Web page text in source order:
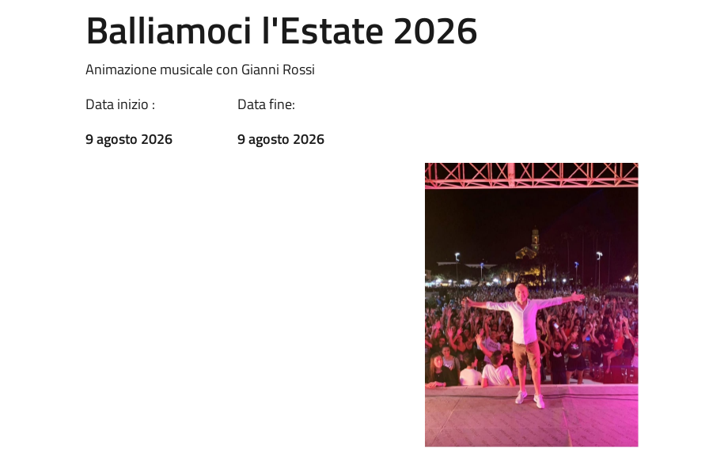
Balliamoci l'Estate 2026
Animazione musicale con Gianni Rossi
Data inizio :
9 agosto 2026
Data fine:
9 agosto 2026